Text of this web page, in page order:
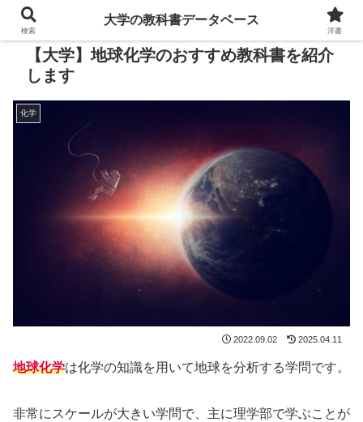
【大学】地球化学のおすすめ教科書を紹介
します
化学
2022.09.02 2025.04.11
地球化学は化学の知識を用いて地球を分析する学問です。
非常にスケールが大きい学問で、主に理学部で学ぶことが
検索
大学の教科書データベース
洋書